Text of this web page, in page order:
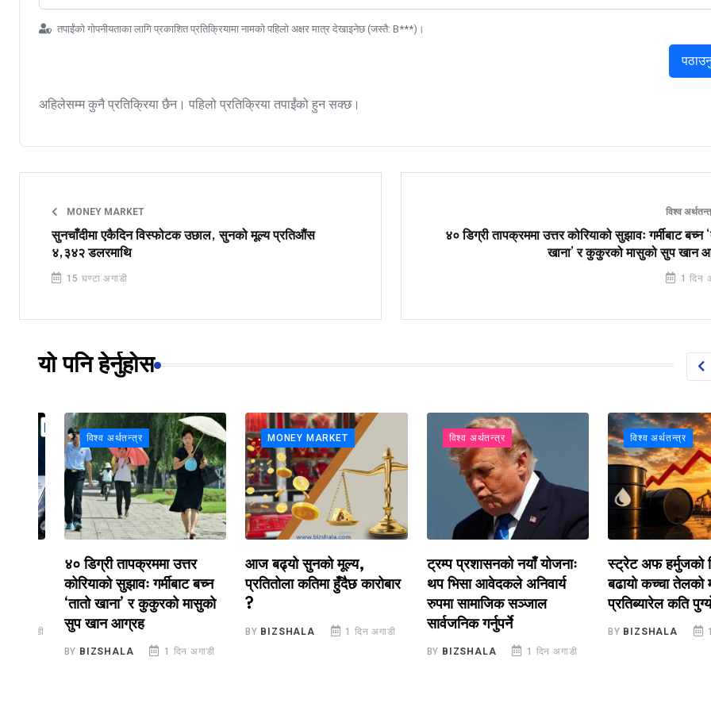
तपाईंको गोपनीयताका लागि प्रकाशित प्रतिक्रियामा नामको पहिलो अक्षर मात्र देखाइनेछ (जस्तै: B***)।
अहिलेसम्म कुनै प्रतिक्रिया छैन। पहिलो प्रतिक्रिया तपाईंको हुन सक्छ।
MONEY MARKET
सुनचाँदीमा एकैदिन विस्फोटक उछाल, सुनको मूल्य प्रतिऔंस
४,३४२ डलरमाथि
15 घण्टा अगाडी
विश्व
४० डिग्री तापक्रममा उत्तर कोरियाको सुझावः गर्मीबाट बच्न
खाना’ र कुकुरको मासुको सुप खान
1 दिन
यो पनि हेर्नुहोस
विश्व अर्थतन्त्र
४० डिग्री तापक्रममा उत्तर
कोरियाको सुझावः गर्मीबाट बच्न
‘तातो खाना’ र कुकुरको मासुको
सुप खान आग्रह
BIZSHALA 1 दिन अगाडी
MONEY MARKET
आज बढ्यो सुनको मूल्य,
प्रतितोला कतिमा हुँदैछ कारोबार
BIZSHALA 1 दिन अगाडी
विश्व अर्थतन्त्र
ट्रम्प प्रशासनको नयाँ योजनाः
थप भिसा आवेदकले अनिवार्य
रुपमा सामाजिक सञ्जाल
सार्वजनिक गर्नुपर्ने
BIZSHALA 1 दिन अगाडी
विश्व अर्थतन्त्र
स्ट्रेट अफ हर्मुजको
बढायो कच्चा तेलको मूल्य,
प्रतिब्यारेल कति पुग्यो ?
BIZSHALA 1 दिन